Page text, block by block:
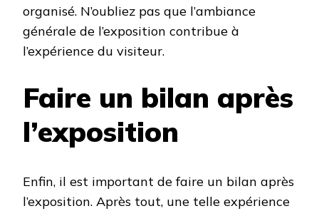
organisé. N’oubliez pas que l’ambiance
générale de l’exposition contribue à
l’expérience du visiteur.
Faire un bilan après
l’exposition
Enfin, il est important de faire un bilan après
l’exposition. Après tout, une telle expérience